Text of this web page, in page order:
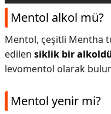
Mentol alkol mü?
Mentol, çeşitli Mentha
edilen siklik bir
levomentol olarak
Mentol yenir mi?